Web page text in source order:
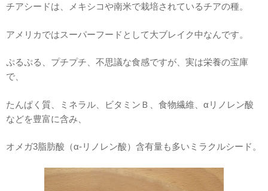
チアシードは、メキシコや南米で栽培されているチアの種。
アメリカではスーパーフードとして大ブレイク中なんです。
ぷるぷる、プチプチ、不思議な食感ですが、実は栄養の宝庫
で、
たんぱく質、ミネラル、ビタミンＢ、食物繊維、αリノレン酸
などを豊富に含み、
オメガ3脂肪酸（α-リノレン酸）含有量も多いミラクルシード。